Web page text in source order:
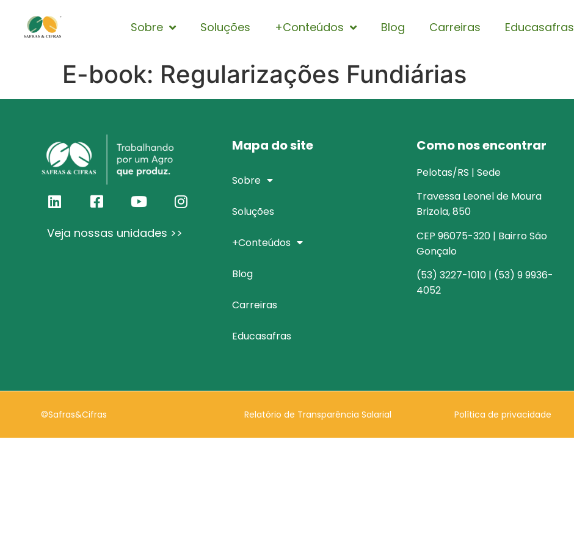
Sobre Soluções +Conteúdos Blog Carreiras Educasafras
E-book: Regularizações Fundiárias
Veja nossas unidades >>
Mapa do site
Sobre
Soluções
+Conteúdos
Blog
Carreiras
Educasafras
Como nos encontrar
Pelotas/RS | Sede
Travessa Leonel de Moura
Brizola, 850
CEP 96075-320 | Bairro São
Gonçalo
(53) 3227-1010 | (53) 9 9936-
4052
©Safras&Cifras Relatório de Transparência Salarial Política de privacidade